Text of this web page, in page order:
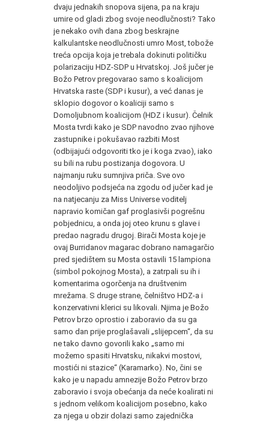
dvaju jednakih snopova sijena, pa na kraju
umire od gladi zbog svoje neodlučnosti? Tako
je nekako ovih dana zbog beskrajne
kalkulantske neodlučnosti umro Most, tobože
treća opcija koja je trebala dokinuti političku
polarizaciju HDZ-SDP u Hrvatskoj. Još jučer je
Božo Petrov pregovarao samo s koalicijom
Hrvatska raste (SDP i kusur), a već danas je
sklopio dogovor o koaliciji samo s
Domoljubnom koalicijom (HDZ i kusur). Čelnik
Mosta tvrdi kako je SDP navodno zvao njihove
zastupnike i pokušavao razbiti Most
(odbijajući odgovoriti tko je i koga zvao), iako
su bili na rubu postizanja dogovora. U
najmanju ruku sumnjiva priča. Sve ovo
neodoljivo podsjeća na zgodu od jučer kad je
na natjecanju za Miss Universe voditelj
napravio komičan gaf proglasivši pogrešnu
pobjednicu, a onda joj oteo krunu s glave i
predao nagradu drugoj. Birači Mosta koje je
ovaj Burridanov magarac dobrano namagarčio
pred sjedištem su Mosta ostavili 15 lampiona
(simbol pokojnog Mosta), a zatrpali su ih i
komentarima ogorčenja na društvenim
mrežama. S druge strane, čelništvo HDZ-a i
konzervativni klerici su likovali. Njima je Božo
Petrov brzo oprostio i zaboravio da su ga
samo dan prije proglašavali „slijepcem“, da su
ne tako davno govorili kako „samo mi
možemo spasiti Hrvatsku, nikakvi mostovi,
mostići ni stazice“ (Karamarko). No, čini se
kako je u napadu amnezije Božo Petrov brzo
zaboravio i svoja obećanja da neće koalirati ni
s jednom velikom koalicijom posebno, kako
za njega u obzir dolazi samo zajednička